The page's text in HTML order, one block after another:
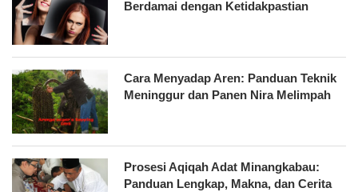
Berdamai dengan Ketidakpastian
Cara Menyadap Aren: Panduan Teknik
Meninggur dan Panen Nira Melimpah
Prosesi Aqiqah Adat Minangkabau:
Panduan Lengkap, Makna, dan Cerita